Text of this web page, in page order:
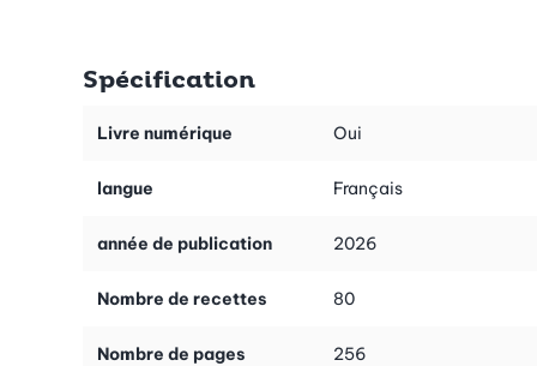
Pourquoi ton intestin est la clé pour mincir
cerveau»? Il influence bien plus que la digestion et joue un rôle
Betty Bossi t’explique de manière claire comment ton intestin
rassemble les connaissances essentielles et te montre comment
mincir de manière naturelle et durable.
Spécification
Livre numérique Oui
langue Français
année de publication 2026
Nombre de recettes 80
Nombre de pages 256